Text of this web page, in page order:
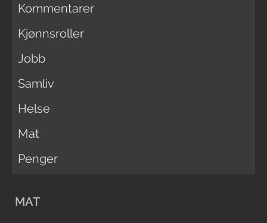
Kommentarer
Kjønnsroller
Jobb
Samliv
Helse
Mat
Penger
MAT